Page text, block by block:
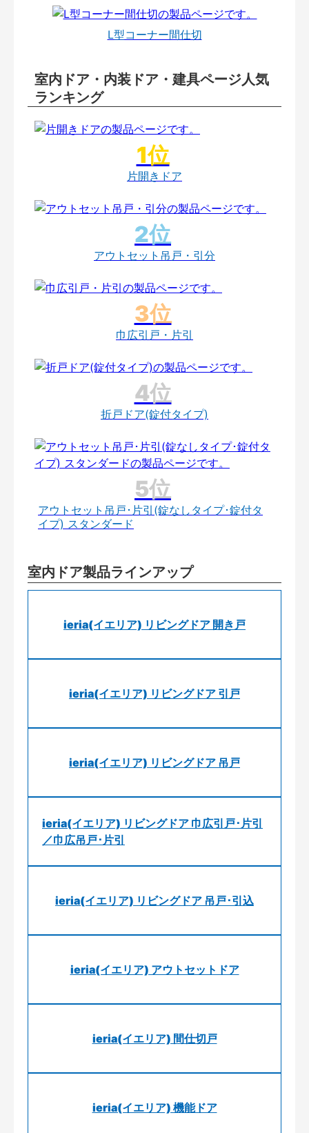
L型コーナー間仕切
室内ドア・内装ドア・建具ページ人気
ランキング
片開きドア
アウトセット吊戸・引分
巾広引戸・片引
折戸ドア(錠付タイプ)
アウトセット吊戸･片引(錠なしタイプ･錠付タ
イプ) スタンダード
室内ドア製品ラインアップ
ieria(イエリア) リビングドア 開き戸
ieria(イエリア) リビングドア 引戸
ieria(イエリア) リビングドア 吊戸
ieria(イエリア) リビングドア 巾広引戸･片引
／巾広吊戸･片引
ieria(イエリア) リビングドア 吊戸･引込
ieria(イエリア) アウトセットドア
ieria(イエリア) 間仕切戸
ieria(イエリア) 機能ドア